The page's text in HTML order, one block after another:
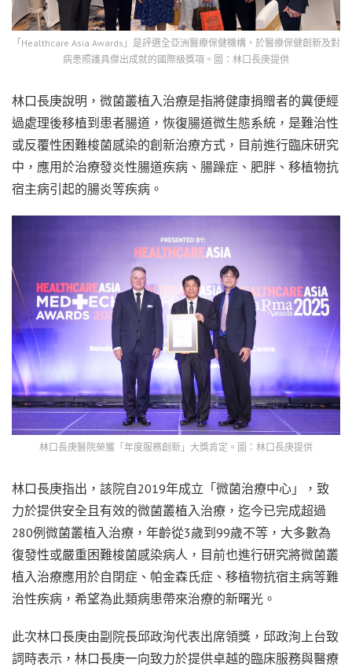
「Healthcare Asia Awards」是評選全亞洲醫療保健機構，於醫療保健創新及對
病患照護具傑出成就的國際級獎項。圖：林口長庚提供
林口長庚說明，微菌叢植入治療是指將健康捐贈者的糞便經
過處理後移植到患者腸道，恢復腸道微生態系統，是難治性
或反覆性困難梭菌感染的創新治療方式，目前進行臨床研究
中，應用於治療發炎性腸道疾病、腸躁症、肥胖、移植物抗
宿主病引起的腸炎等疾病。
林口長庚醫院榮獲「年度服務創新」大獎肯定。圖：林口長庚提供
林口長庚指出，該院自2019年成立「微菌治療中心」，致
力於提供安全且有效的微菌叢植入治療，迄今已完成超過
280例微菌叢植入治療，年齡從3歲到99歲不等，大多數為
復發性或嚴重困難梭菌感染病人，目前也進行研究將微菌叢
植入治療應用於自閉症、帕金森氏症、移植物抗宿主病等難
治性疾病，希望為此類病患帶來治療的新曙光。
此次林口長庚由副院長邱政洵代表出席領獎，邱政洵上台致
詞時表示，林口長庚一向致力於提供卓越的臨床服務與醫療